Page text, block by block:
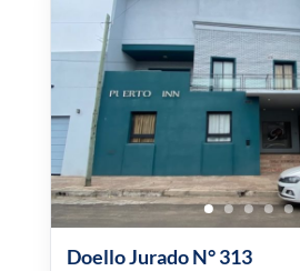
Doello Jurado N° 313